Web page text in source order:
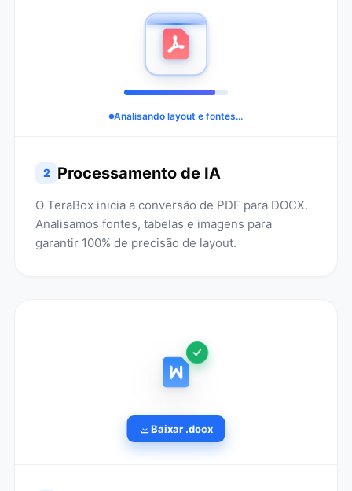
Analisando layout e fontes...
2 Processamento de IA
O TeraBox inicia a conversão de PDF para DOCX.
Analisamos fontes, tabelas e imagens para
garantir 100% de precisão de layout.
Baixar .docx